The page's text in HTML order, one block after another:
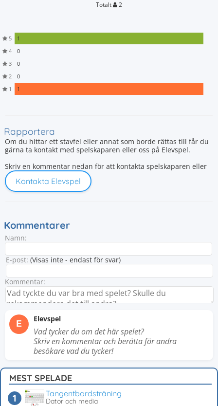
Totalt 2
5
1
4
0
3
0
2
0
1
1
Rapportera
Om du hittar ett stavfel eller annat som borde rättas till får du
gärna ta kontakt med spelskaparen eller oss på Elevspel.
Skriv en kommentar nedan för att kontakta spelskaparen eller
Kontakta Elevspel
Kommentarer
Namn:
E-post: (Visas inte - endast för svar)
Kommentar:
E Elevspel
Vad tycker du om det här spelet?
Skriv en kommentar och berätta för andra
besökare vad du tycker!
MEST SPELADE
Tangentbordsträning
Dator och media